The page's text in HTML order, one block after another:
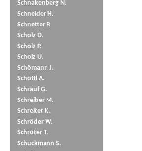
Schnakenberg N.
Schneider H.
Schnetter P.
Scholz D.
Scholz P.
Scholz U.
Schömann J.
Schöttl A.
Schrauf G.
Schreiber M.
Schreiter K.
Schröder W.
Schröter T.
Schuckmann S.